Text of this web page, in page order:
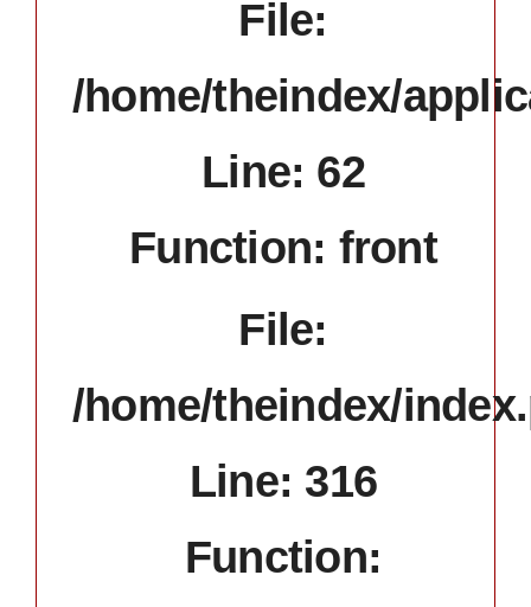
File:
/home/theindex/
Line: 62
Function: front
File:
/home/theindex/
Line: 316
Function: